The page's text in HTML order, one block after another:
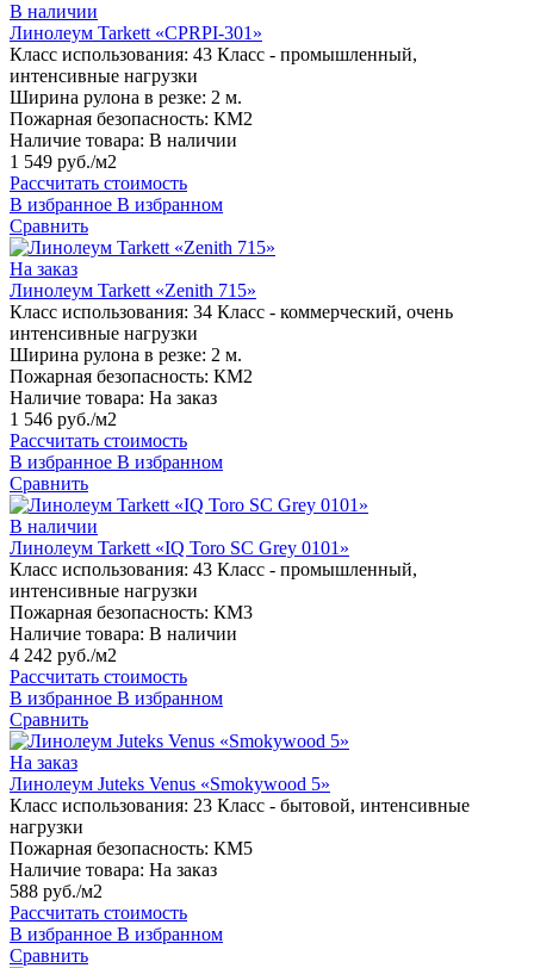
В наличии
Линолеум Tarkett «CPRPI-301»
Класс использования: 43 Класс - промышленный,
интенсивные нагрузки
Ширина рулона в резке: 2 м.
Пожарная безопасность: КМ2
Наличие товара: В наличии
1 549 руб./м2
Рассчитать стоимость
В избранное В избранном
Сравнить
На заказ
Линолеум Tarkett «Zenith 715»
Класс использования: 34 Класс - коммерческий, очень
интенсивные нагрузки
Ширина рулона в резке: 2 м.
Пожарная безопасность: КМ2
Наличие товара: На заказ
1 546 руб./м2
Рассчитать стоимость
В избранное В избранном
Сравнить
В наличии
Линолеум Tarkett «IQ Toro SC Grey 0101»
Класс использования: 43 Класс - промышленный,
интенсивные нагрузки
Пожарная безопасность: КМ3
Наличие товара: В наличии
4 242 руб./м2
Рассчитать стоимость
В избранное В избранном
Сравнить
На заказ
Линолеум Juteks Venus «Smokywood 5»
Класс использования: 23 Класс - бытовой, интенсивные
нагрузки
Пожарная безопасность: КМ5
Наличие товара: На заказ
588 руб./м2
Рассчитать стоимость
В избранное В избранном
Сравнить